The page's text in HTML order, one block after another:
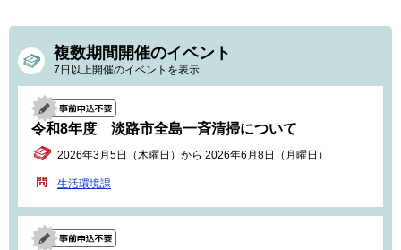
複数期間開催のイベント
7日以上開催のイベントを表示
令和8年度 淡路市全島一斉清掃について
2026年3月5日（木曜日）から 2026年6月8日（月曜日）
生活環境課